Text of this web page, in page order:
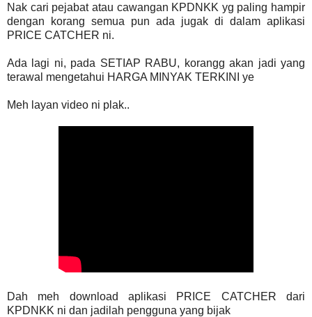
Nak cari pejabat atau cawangan KPDNKK yg paling hampir
dengan korang semua pun ada jugak di dalam aplikasi
PRICE CATCHER ni.
Ada lagi ni, pada SETIAP RABU, korangg akan jadi yang
terawal mengetahui HARGA MINYAK TERKINI ye
Meh layan video ni plak..
Dah meh download aplikasi PRICE CATCHER dari
KPDNKK ni dan jadilah pengguna yang bijak